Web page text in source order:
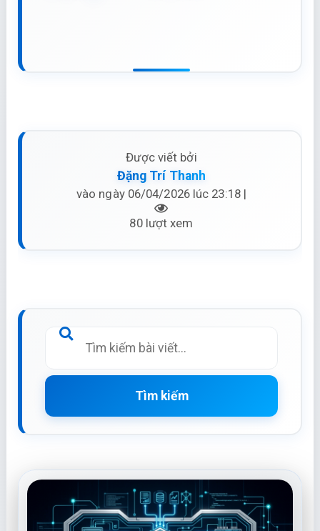
Được viết bởi
Đặng Trí Thanh
vào ngày 06/04/2026 lúc 23:18 |
80 lượt xem
Tìm kiếm